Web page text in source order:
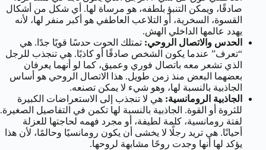
صادقًا، ويمكن التنبؤ بلطفه، هو مرساة لها. أي شكل من أشكال
القسوة، السخرية، أو التلاعب العاطفي هو أكبر منفر لها، لأنه
يهدد عالمها الداخلي الهش.
الحدس والاتصال الروحي: تمتلك الحوت حدسًا قويًا جدًا. هي
“تعرف” عندما يكون الشخص صادقًا أو كاذبًا. هي تنجذب للرجل
الذي تشعر معه باتصال فوري وعميق، كما لو أنهما يعرفان
بعضهما البعض منذ زمن طويل. هذا الاتصال الروحي هو أساس
الجاذبية بالنسبة لها، وهو شيء لا يمكن تصنعه.
الجاذبية الرومانسية: هي لا تنجذب إلى الاستعراضات الكبيرة
للثروة أو القوة. الجاذبية بالنسبة لها تكمن في التفاصيل الصغيرة.
لفتة رومانسية، كلمة لطيفة، أو مجرد فهمه لحاجتها للعزلة
أحيانًا. هي تريد رجلًا لا يخشى أن يكون رومانسيًا وحالمًا، لأن هذا
يؤكد لها أنها وجدت روحًا مشابهة لروحها.